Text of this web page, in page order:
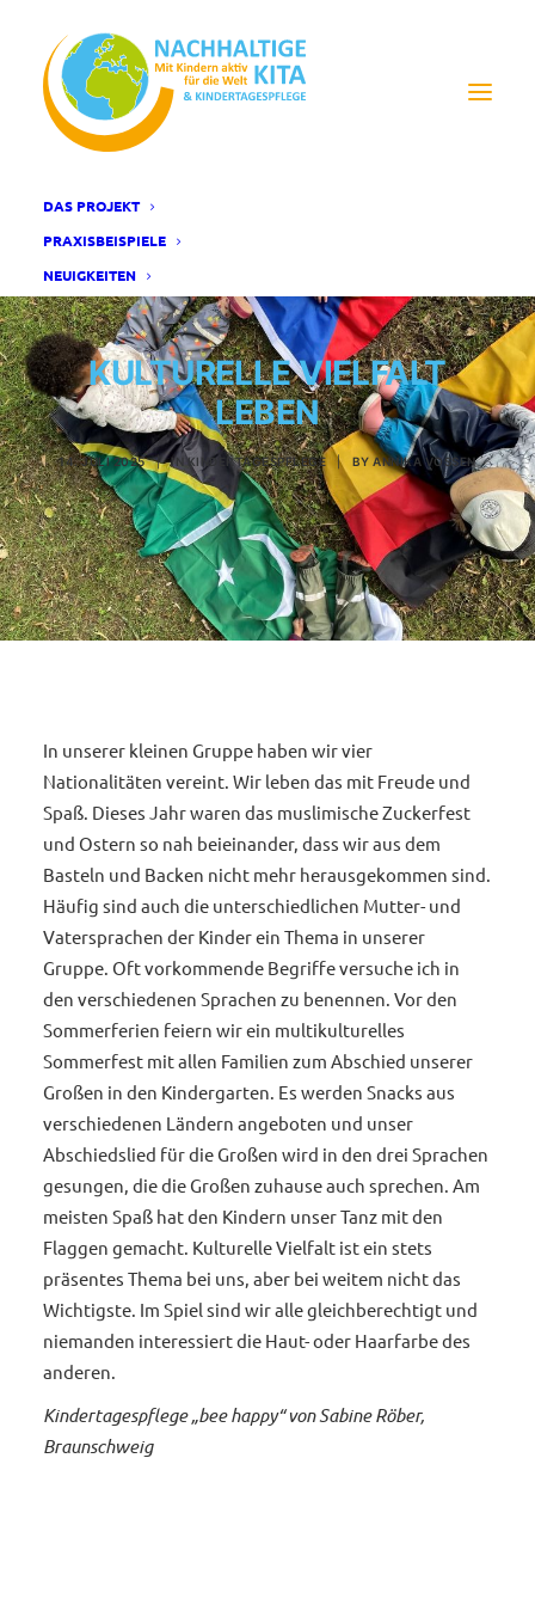
DAS PROJEKT
PRAXISBEISPIELE
NEUIGKEITEN
KULTURELLE VIELFALT
LEBEN
14. JULI 2025 | IN KINDERTAGESPFLEGE | BYANNIKA VOSSEN
In unserer kleinen Gruppe haben wir vier
Nationalitäten vereint. Wir leben das mit Freude und
Spaß. Dieses Jahr waren das muslimische Zuckerfest
und Ostern so nah beieinander, dass wir aus dem
Basteln und Backen nicht mehr herausgekommen sind.
Häufig sind auch die unterschiedlichen Mutter- und
Vatersprachen der Kinder ein Thema in unserer
Gruppe. Oft vorkommende Begriffe versuche ich in
den verschiedenen Sprachen zu benennen. Vor den
Sommerferien feiern wir ein multikulturelles
Sommerfest mit allen Familien zum Abschied unserer
Großen in den Kindergarten. Es werden Snacks aus
verschiedenen Ländern angeboten und unser
Abschiedslied für die Großen wird in den drei Sprachen
gesungen, die die Großen zuhause auch sprechen. Am
meisten Spaß hat den Kindern unser Tanz mit den
Flaggen gemacht. Kulturelle Vielfalt ist ein stets
präsentes Thema bei uns, aber bei weitem nicht das
Wichtigste. Im Spiel sind wir alle gleichberechtigt und
niemanden interessiert die Haut- oder Haarfarbe des
anderen.
Kindertagespflege „bee happy“ von Sabine Röber,
Braunschweig